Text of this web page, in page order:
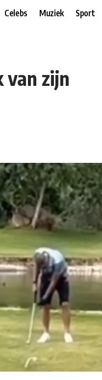
Celebs Muziek Sport
van zijn